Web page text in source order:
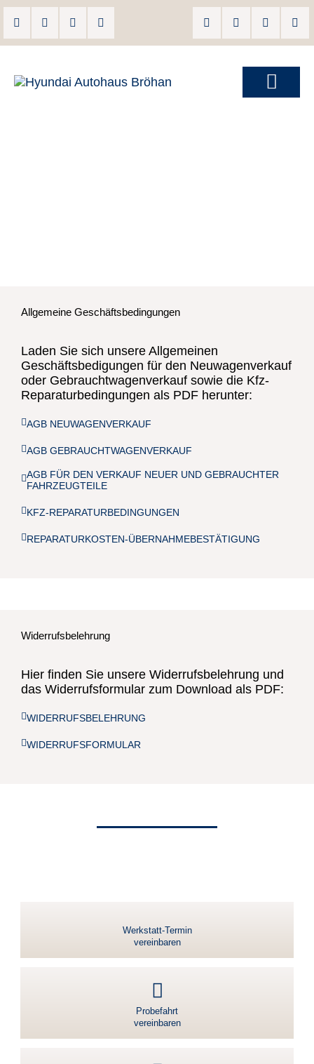
Allgemeine Geschäftsbedingungen
Laden Sie sich unsere Allgemeinen
Geschäftsbedigungen für den Neuwagenverkauf
oder Gebrauchtwagenverkauf sowie die Kfz-
Reparaturbedingungen als PDF herunter:
AGB NEUWAGENVERKAUF
AGB GEBRAUCHTWAGENVERKAUF
AGB FÜR DEN VERKAUF NEUER UND GEBRAUCHTER
FAHRZEUGTEILE
KFZ-REPARATURBEDINGUNGEN
REPARATURKOSTEN-ÜBERNAHMEBESTÄTIGUNG
Widerrufsbelehrung
Hier finden Sie unsere Widerrufsbelehrung und
das Widerrufsformular zum Download als PDF:
WIDERRUFSBELEHRUNG
WIDERRUFSFORMULAR
Werkstatt-Termin
vereinbaren
Probefahrt
vereinbaren